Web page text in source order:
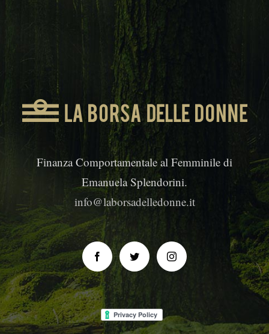
Finanza Comportamentale al Femminile di
Emanuela Splendorini.
info@laborsadelledonne.it